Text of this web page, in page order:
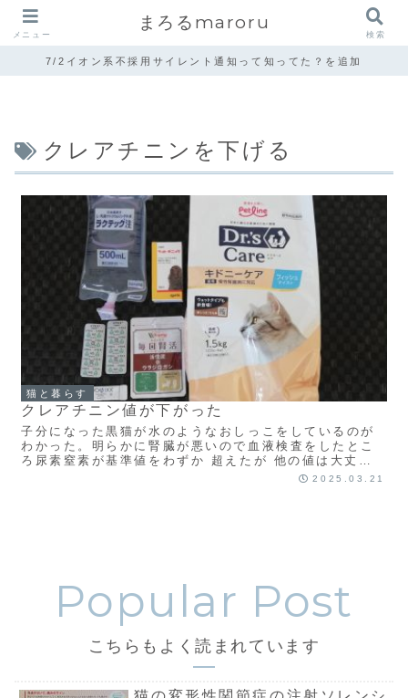
7/2イオン系不採用サイレント通知って知ってた？を追加
クレアチニンを下げる
猫と暮らす
クレアチニン値が下がった
子分になった黒猫が水のようなおしっこをしているのが
わかった。明らかに腎臓が悪いので血液検査をしたとこ
ろ尿素窒素が基準値をわずか 超えたが 他の値は大丈夫
だった。2024年4月16日の話だ。とりあえず安もっと読
2025.03.21
こちらもよく読まれています
メニュー
まろるmaroru
検索